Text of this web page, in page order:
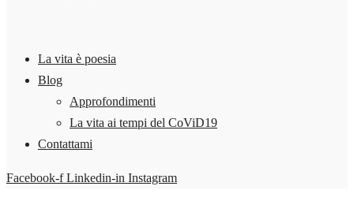
La vita è poesia
Blog
Approfondimenti
La vita ai tempi del CoViD19
Contattami
Facebook-f Linkedin-in Instagram